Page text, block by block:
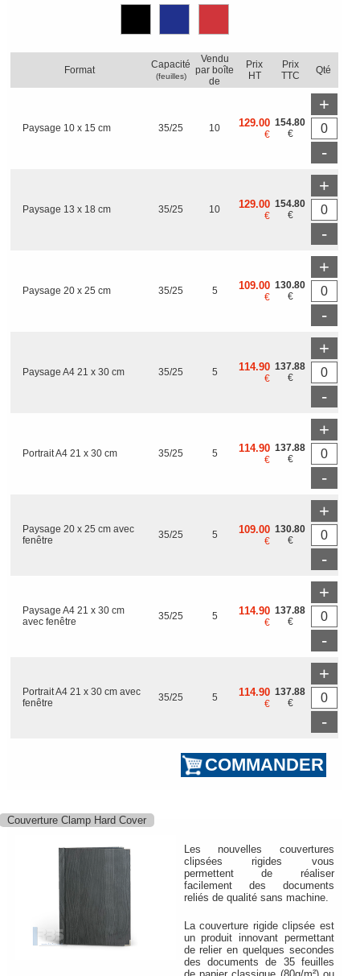
Format Capacité
(feuilles)
Vendu
par boîte
de
Prix
HT
Prix
TTC
Qté
Paysage 10 x 15 cm 35/25 10 129.00
€
154.80
€
+
-
Paysage 13 x 18 cm 35/25 10 129.00
€
154.80
€
+
-
Paysage 20 x 25 cm 35/25 5 109.00
€
130.80
€
+
-
Paysage A4 21 x 30 cm 35/25 5 114.90
€
137.88
€
+
-
Portrait A4 21 x 30 cm 35/25 5 114.90
€
137.88
€
+
-
Paysage 20 x 25 cm avec
fenêtre
35/25 5 109.00
€
130.80
€
+
-
Paysage A4 21 x 30 cm
avec fenêtre
35/25 5 114.90
€
137.88
€
+
-
Portrait A4 21 x 30 cm avec
fenêtre
35/25 5 114.90
€
137.88
€
+
-
Couverture Clamp Hard Cover
Les nouvelles couvertures
clipsées rigides vous
permettent de réaliser
facilement des documents
reliés de qualité sans machine.
La couverture rigide clipsée est
un produit innovant permettant
de relier en quelques secondes
des documents de 35 feuilles